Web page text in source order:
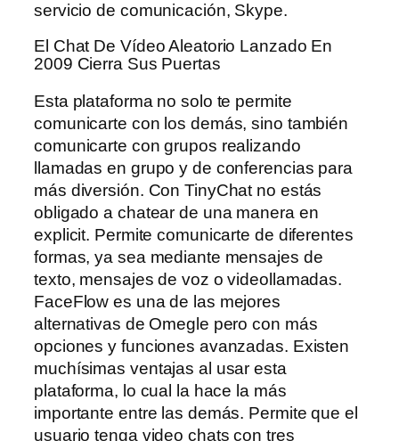
servicio de comunicación, Skype.
El Chat De Vídeo Aleatorio Lanzado En
2009 Cierra Sus Puertas
Esta plataforma no solo te permite
comunicarte con los demás, sino también
comunicarte con grupos realizando
llamadas en grupo y de conferencias para
más diversión. Con TinyChat no estás
obligado a chatear de una manera en
explicit. Permite comunicarte de diferentes
formas, ya sea mediante mensajes de
texto, mensajes de voz o videollamadas.
FaceFlow es una de las mejores
alternativas de Omegle pero con más
opciones y funciones avanzadas. Existen
muchísimas ventajas al usar esta
plataforma, lo cual la hace la más
importante entre las demás. Permite que el
usuario tenga video chats con tres